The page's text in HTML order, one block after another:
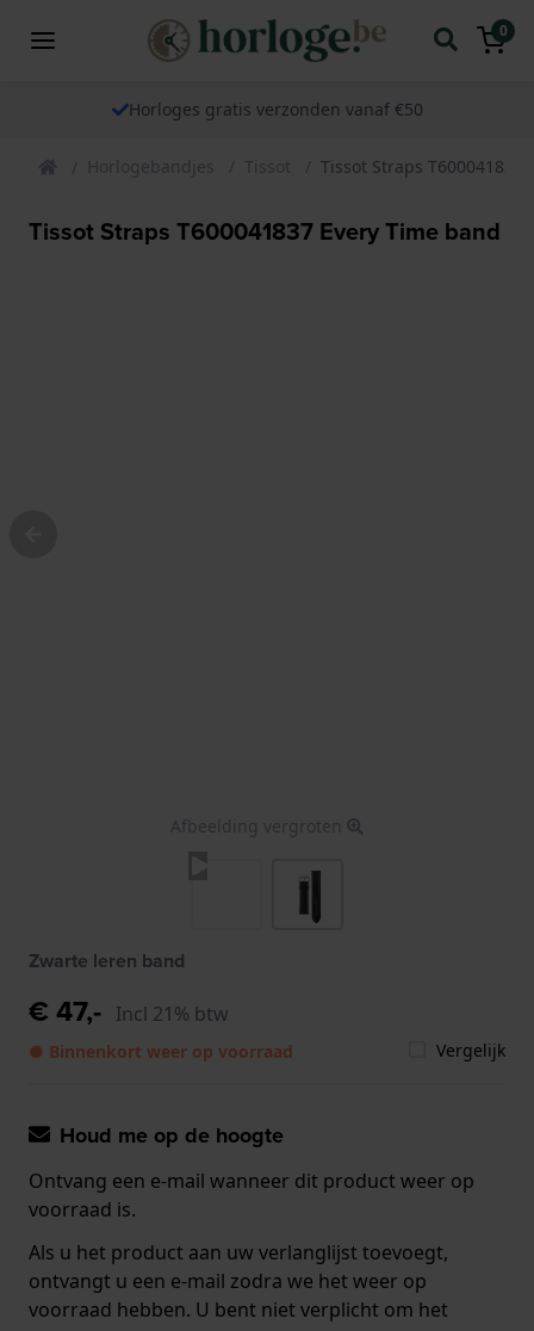
0
Horloges gratis verzonden vanaf €50
Horlogebandjes Tissot Tissot Straps T600041837
Tissot Straps T600041837 Every Time band
Afbeelding vergroten
Zwarte leren band
€ 47,- Incl 21% btw
● Binnenkort weer op voorraad Vergelijk
Houd me op de hoogte
Ontvang een e-mail wanneer dit product weer op
voorraad is.
Als u het product aan uw verlanglijst toevoegt,
ontvangt u een e-mail zodra we het weer op
voorraad hebben. U bent niet verplicht om het